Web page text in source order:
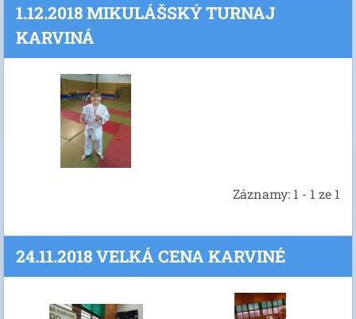
1.12.2018 MIKULÁŠSKÝ TURNAJ
KARVINÁ
Záznamy: 1 - 1 ze 1
24.11.2018 VELKÁ CENA KARVINÉ